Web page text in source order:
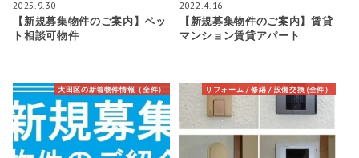
2025.9.30
【新規募集物件のご案内】ペッ
ト相談可物件
2022.4.16
【新規募集物件のご案内】賃貸
マンション賃貸アパート
大田区の新着物件情報（全件） リフォーム / 修繕 / 設備交換 (全件）